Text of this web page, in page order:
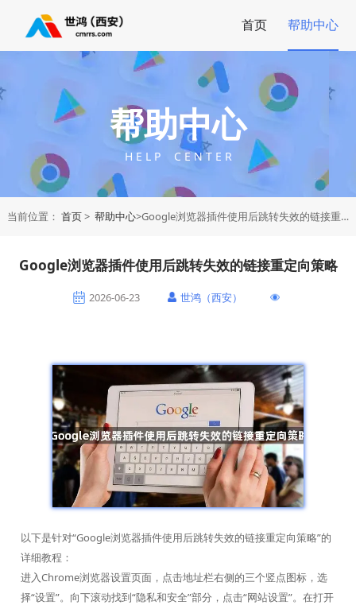
首页 帮助中心
帮助中心
H E L P C E N T E R
当前位置： 首页> 帮助中心>Google浏览器插件使用后跳转失效的链接重定向策略
Google浏览器插件使用后跳转失效的链接重定向策略
2026-06-23 世鸿（西安）
以下是针对“Google浏览器插件使用后跳转失效的链接重定向策略”的
详细教程：
进入Chrome浏览器设置页面，点击地址栏右侧的三个竖点图标，选
择“设置”。向下滚动找到“隐私和安全”部分，点击“网站设置”。在打开